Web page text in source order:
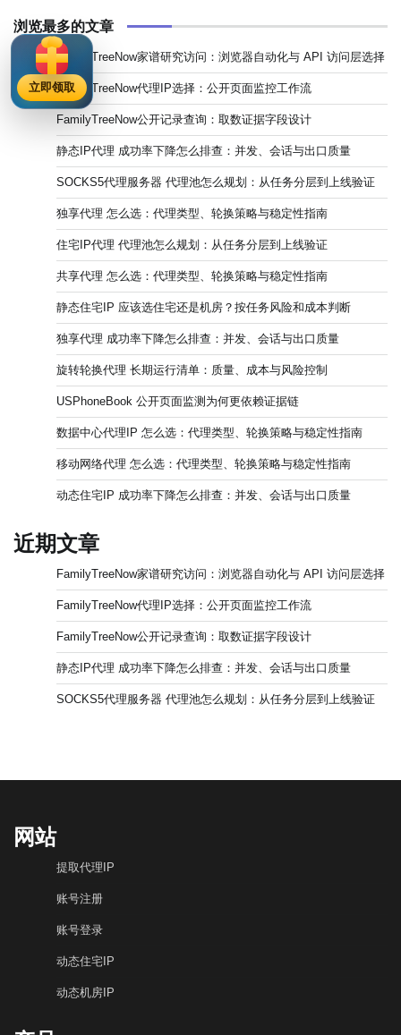
浏览最多的文章
FamilyTreeNow家谱研究访问：浏览器自动化与 API 访问层选择
FamilyTreeNow代理IP选择：公开页面监控工作流
FamilyTreeNow公开记录查询：取数证据字段设计
静态IP代理 成功率下降怎么排查：并发、会话与出口质量
SOCKS5代理服务器 代理池怎么规划：从任务分层到上线验证
独享代理 怎么选：代理类型、轮换策略与稳定性指南
住宅IP代理 代理池怎么规划：从任务分层到上线验证
共享代理 怎么选：代理类型、轮换策略与稳定性指南
静态住宅IP 应该选住宅还是机房？按任务风险和成本判断
独享代理 成功率下降怎么排查：并发、会话与出口质量
旋转轮换代理 长期运行清单：质量、成本与风险控制
USPhoneBook 公开页面监测为何更依赖证据链
数据中心代理IP 怎么选：代理类型、轮换策略与稳定性指南
移动网络代理 怎么选：代理类型、轮换策略与稳定性指南
动态住宅IP 成功率下降怎么排查：并发、会话与出口质量
近期文章
FamilyTreeNow家谱研究访问：浏览器自动化与 API 访问层选择
FamilyTreeNow代理IP选择：公开页面监控工作流
FamilyTreeNow公开记录查询：取数证据字段设计
静态IP代理 成功率下降怎么排查：并发、会话与出口质量
SOCKS5代理服务器 代理池怎么规划：从任务分层到上线验证
网站
提取代理IP
账号注册
账号登录
动态住宅IP
动态机房IP
立即领取